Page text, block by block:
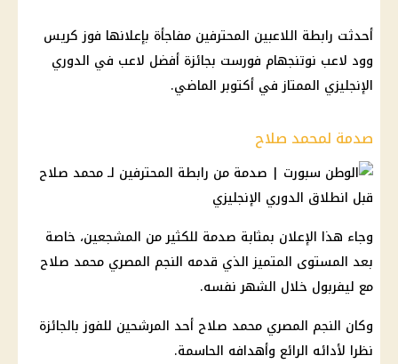
أحدثت رابطة اللاعبين المحترفين مفاجأة بإعلانها فوز كريس
وود لاعب نوتنجهام فورست بجائزة أفضل لاعب في الدوري
الإنجليزي الممتاز في أكتوبر الماضي.
صدمة لمحمد صلاح
وجاء هذا الإعلان بمثابة صدمة للكثير من المشجعين، خاصة
بعد المستوى المتميز الذي قدمه النجم المصري محمد صلاح
مع ليفربول خلال الشهر نفسه.
وكان النجم المصري محمد صلاح أحد المرشحين للفوز بالجائزة
نظرا لأدائه الرائع وأهدافه الحاسمة.